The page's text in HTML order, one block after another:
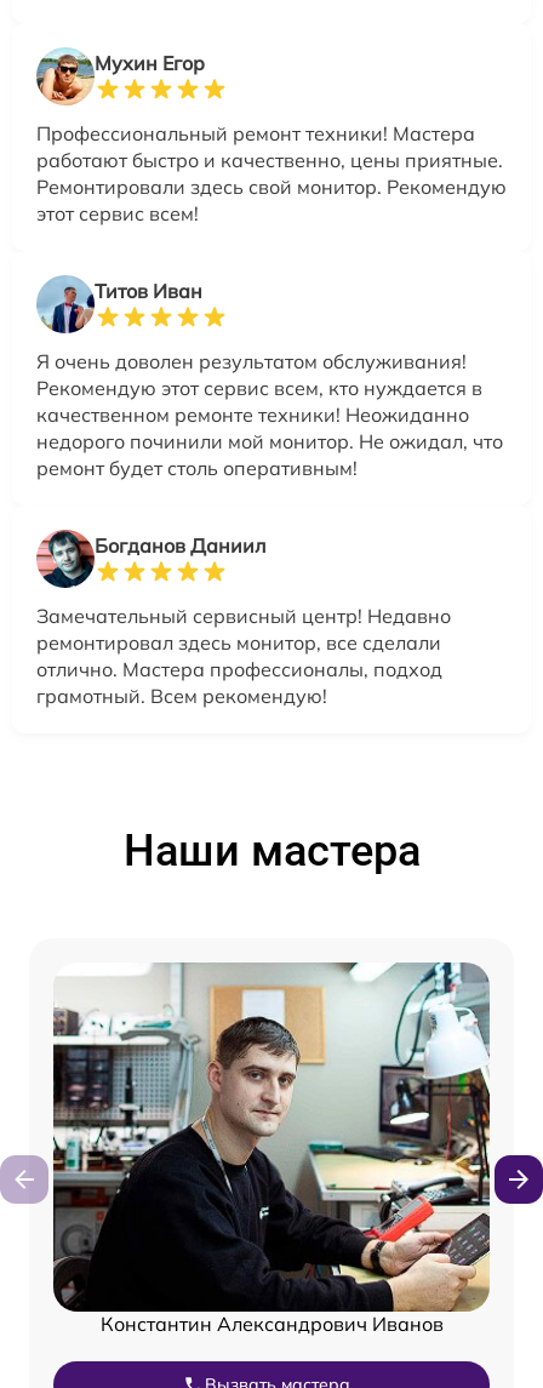
Мухин Егор
Профессиональный ремонт техники! Мастера
работают быстро и качественно, цены приятные.
Ремонтировали здесь свой монитор. Рекомендую
этот сервис всем!
Титов Иван
Я очень доволен результатом обслуживания!
Рекомендую этот сервис всем, кто нуждается в
качественном ремонте техники! Неожиданно
недорого починили мой монитор. Не ожидал, что
ремонт будет столь оперативным!
Богданов Даниил
Замечательный сервисный центр! Недавно
ремонтировал здесь монитор, все сделали
отлично. Мастера профессионалы, подход
грамотный. Всем рекомендую!
Наши мастера
Константин Александрович Иванов